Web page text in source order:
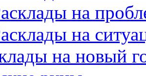
на
на
на новый